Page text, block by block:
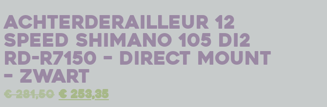
Achterderailleur 12
speed Shimano 105 Di2
RD-R7150 – direct mount
– Zwart
€281,50 €253,35